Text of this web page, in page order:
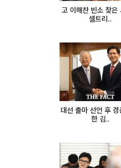
고 이해찬 빈소 찾은
셀트리..
대선 출마 선언 후 경
한 김..